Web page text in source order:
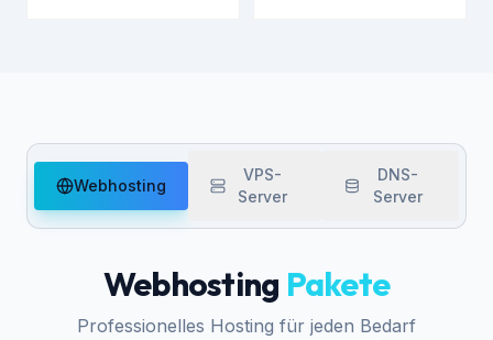
Webhosting
VPS-
Server
DNS-
Server
Webhosting Pakete
Professionelles Hosting für jeden Bedarf